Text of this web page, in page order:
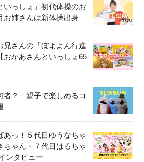
いっしょ」初代体操のお
姉さんは新体操出身
兄さんの「ぼよよん行進
かあさんといっしょ65
者？ 親子で楽しめるコ
あっ！５代目ゆうなちゃ
ちゃん・７代目はるちゃ
ンタビュー